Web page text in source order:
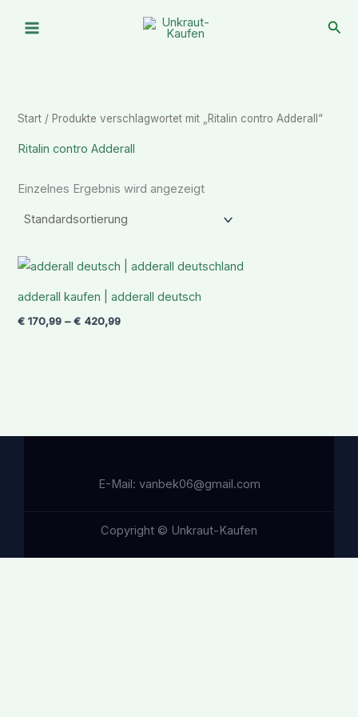
Inhalt
Start / Produkte verschlagwortet mit „Ritalin contro Adderall“
Ritalin contro Adderall
Einzelnes Ergebnis wird angezeigt
adderall kaufen | adderall deutsch
€ 170,99 –€ 420,99
Preisspanne:
€ 170,99
€ 420,99
E-Mail: vanbek06@gmail.com
Copyright © Unkraut-Kaufen